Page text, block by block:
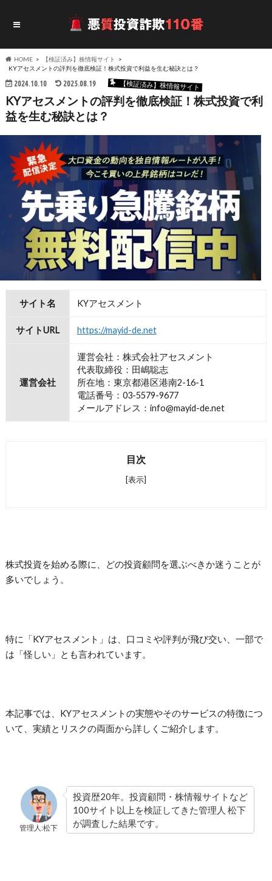
HOME
【検証済み】株情報サイト
KYアセスメントの評判を徹底検証！株式投資で利益を生む秘訣とは？
2024.10.10 2025.08.19 【検証済み】株情報サイト
KYアセスメントの評判を徹底検証！株式投資で利
益を生む秘訣とは？
サイト名 KYアセスメント
サイトURL https://mayid-de.net
運営会社
運営会社：株式会社アセスメント
代表取締役：田嶋聡志
所在地：東京都港区港南2-16-1
電話番号：03-5579-9677
メールアドレス：info@mayid-de.net
目次
[表示]
株式投資を始める際に、どの投資顧問を選ぶべきか迷うことが
多いでしょう。
特に「KYアセスメント」は、口コミや評判が飛び交い、一部で
は「怪しい」とも言われています。
本記事では、KYアセスメントの実態やそのサービスの特徴につ
いて、実績とリスクの両面から詳しくご紹介します。
管理人:松下
投資歴20年。投資顧問・株情報サイトなど
100サイト以上を検証してきた管理人 松下
が調査した結果です。